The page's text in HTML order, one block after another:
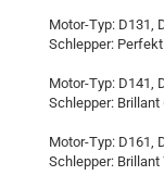
Motor-Typ: D131,
Schlepper: Perfekt
Motor-Typ: D141,
Schlepper:
Motor-Typ: D161,
Schlepper: